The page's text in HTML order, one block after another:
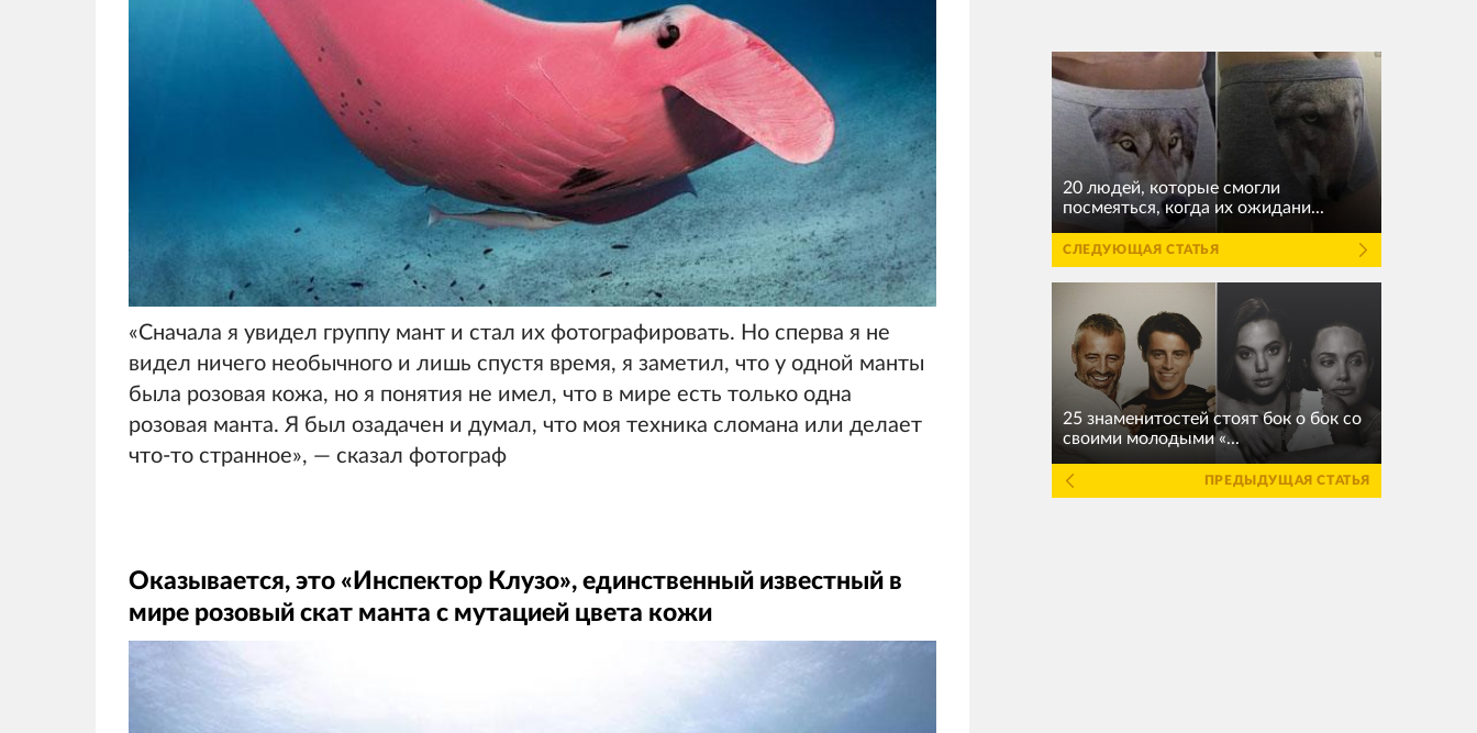
«Сначала я увидел группу мант и стал их фотографировать. Но сперва я не
видел ничего необычного и лишь спустя время, я заметил, что у одной манты
была розовая кожа, но я понятия не имел, что в мире есть только одна
розовая манта. Я был озадачен и думал, что моя техника сломана или делает
что-то странное», — сказал фотограф
Оказывается, это «Инспектор Клузо», единственный известный в
мире розовый скат манта с мутацией цвета кожи
20 людей, которые смогли
посмеяться, когда их ожидани...
СЛЕДУЮЩАЯ СТАТЬЯ
25 знаменитостей стоят бок о бок со
своими молодыми «...
ПРЕДЫДУЩАЯ СТАТЬЯ